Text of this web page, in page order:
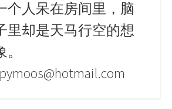
个人呆在房间里，脑
里却是天马行空的想
。